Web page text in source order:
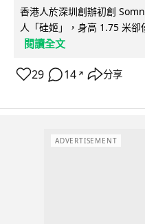
香港人於深圳創辦初創
人「硅姬」，身高 1.75 米
閱讀全文
29 14 ↗ 分享
ADVERTISEMENT